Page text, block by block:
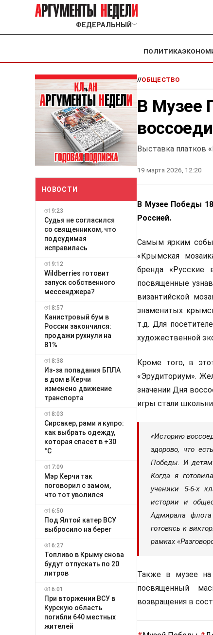
ФЕДЕРАЛЬНЫЙ ﹀
ПОЛИТИКА
НОВОСТИ
19:23
Судья не согласился
со священником, что
подсудимая
исправилась
19:12
Wildberries готовит
запуск собственного
мессенджера?
18:57
Канистровый бум в
России закончился:
продажи рухнули на
81%
18:38
Из-за попадания БПЛА
в дом в Керчи
изменено движение
транспорта
18:03
Сирсакер, рами и купро:
как выбрать одежду,
которая спасет в +30
°C
17:09
Мэр Керчи так
поговорил с замом,
что тот уволился
16:50
Под Ялтой катер ВСУ
выбросило на берег
16:27
Топливо в Крыму снова
будут отпускать по 20
литров
16:01
При вторжении ВСУ в
Курскую область
погибли 640 местных
жителей
//ОБЩЕСТВО
В Музее
Выставка платков
19 марта 2026, 12:20
В Музее Победы
Россией.
Самым ярким
«Крымская
бренда «Русские
посвященные
византийской
знаменитых
т.д. Для
художественной
Кроме того, в
«Эрудиториум».
значении Дня
игры стали
«Историю
здорово, что
Победы. И детям
Когда я
ученики 5-6-х
истории и
Адмирала
готовясь к
рамках
Также в музее на
посвященный
возвращения в